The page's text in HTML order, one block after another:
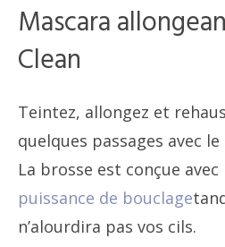
Mascara
Clean
Teintez, allongez et
quelques passages avec
La brosse est conçue avec
puissance de bouclage
n’alourdira pas vos cils.